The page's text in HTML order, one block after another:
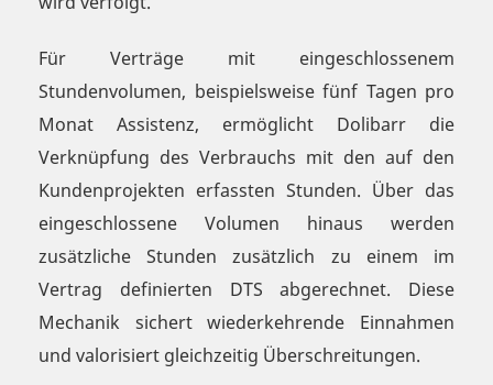
Für Verträge mit eingeschlossenem
Stundenvolumen, beispielsweise fünf Tagen pro
Monat Assistenz, ermöglicht Dolibarr die
Verknüpfung des Verbrauchs mit den auf den
Kundenprojekten erfassten Stunden. Über das
eingeschlossene Volumen hinaus werden
zusätzliche Stunden zusätzlich zu einem im
Vertrag definierten DTS abgerechnet. Diese
Mechanik sichert wiederkehrende Einnahmen
und valorisiert gleichzeitig Überschreitungen.